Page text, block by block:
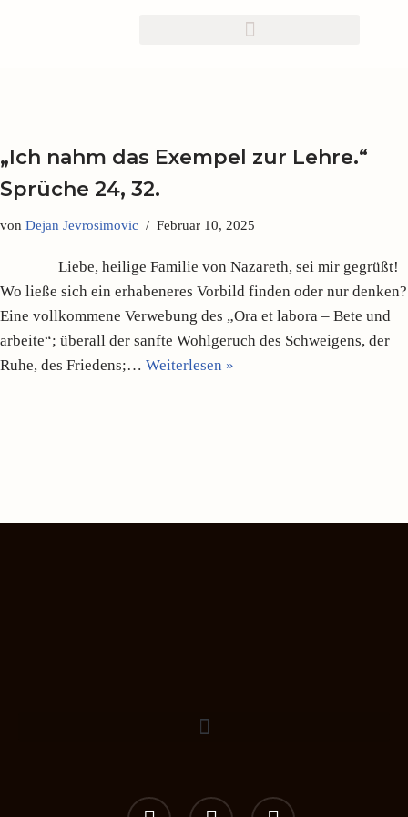
„Ich nahm das Exempel zur Lehre.“
Sprüche 24, 32.
von Dejan Jevrosimovic Februar 10, 2025
Liebe, heilige Familie von Nazareth, sei mir gegrüßt!
Wo ließe sich ein erhabeneres Vorbild finden oder nur denken?
Eine vollkommene Verwebung des „Ora et labora – Bete und
arbeite“; überall der sanfte Wohlgeruch des Schweigens, der
Ruhe, des Friedens;… Weiterlesen »